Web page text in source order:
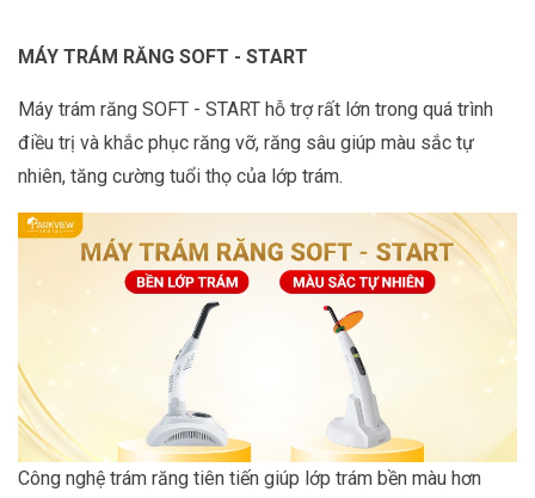
MÁY TRÁM RĂNG SOFT - START
Máy trám răng SOFT - START hỗ trợ rất lớn trong quá trình
điều trị và khắc phục răng vỡ, răng sâu giúp màu sắc tự
nhiên, tăng cường tuổi thọ của lớp trám.
Công nghệ trám răng tiên tiến giúp lớp trám bền màu hơn